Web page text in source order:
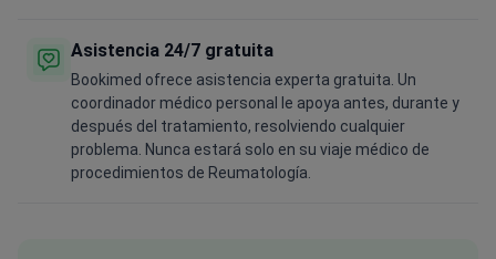
Asistencia 24/7 gratuita
Bookimed ofrece asistencia experta gratuita. Un
coordinador médico personal le apoya antes, durante y
después del tratamiento, resolviendo cualquier
problema. Nunca estará solo en su viaje médico de
procedimientos de Reumatología.